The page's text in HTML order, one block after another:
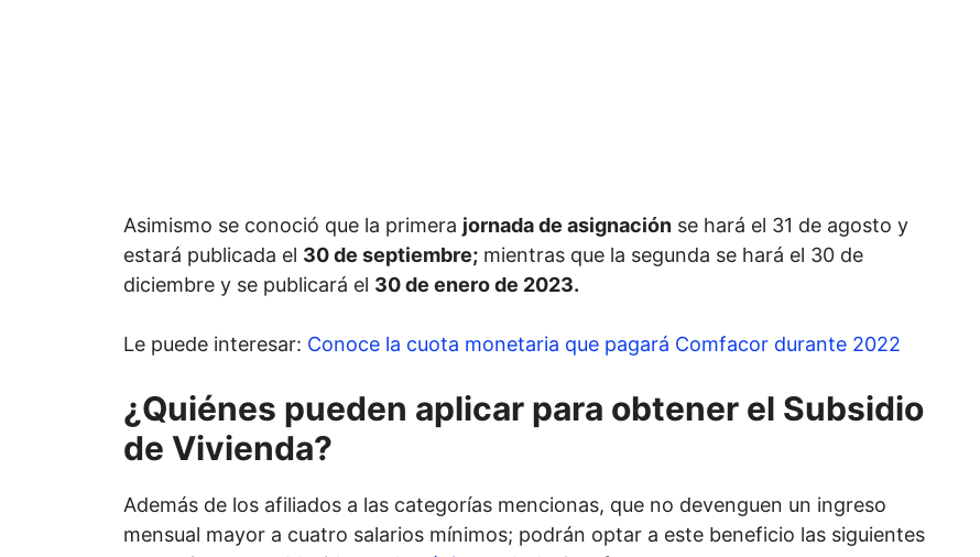
Asimismo se conoció que la primera jornada de asignación se hará el 31 de agosto y
estará publicada el 30 de septiembre; mientras que la segunda se hará el 30 de
diciembre y se publicará el 30 de enero de 2023.
Le puede interesar: Conoce la cuota monetaria que pagará Comfacor durante 2022
¿Quiénes pueden aplicar para obtener el Subsidio
de Vivienda?
Además de los afiliados a las categorías mencionas, que no devenguen un ingreso
mensual mayor a cuatro salarios mínimos; podrán optar a este beneficio las siguientes